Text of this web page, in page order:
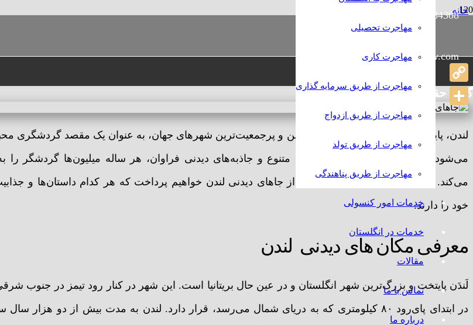
989386384308+
info@rameshlaw.com
مهاجرت تحصیلی
مهاجرت کاری
مهاجرت از طریق سرمایه گذاری
مهاجرت از طریق ازدواج
مهاجرت از طریق تولد
مهاجرت از طریق پناهندگی
خدمات امور کنسولی
خدمات در انگلستان
مقالات
تماس با ما
درباره ما
گروه حقوقی و مهاجرتی رامش
خانه
مهاجرتی
جاهای دیدنی لندن
جاهای دیدنی لندن
لندن، پایتخت انگلستان و یکی از بزرگ‌ترین و پرجمعیت‌ترین شهرهای جهان، به عنوان یک مقصد گردشگری
می‌شود. این شهر با تاریخ غنی، فرهنگ متنوع و جاذبه‌های دیدنی فراوان، هر ساله میلیون‌ها گردشگر را
می‌کند. در این مقاله، به بررسی برخی از جاهای دیدنی لندن خواهیم پرداخت که هر کدام داستان‌ها و
خود را دارند.
معرفی مکان های دیدنی لندن
لَندَن پایتخت و بزرگ‌ترین شهر انگلستان و در عین حال بریتانیا است. این شهر در کنار رود تیمز در جنوب
در ابتدای پای‌رود ۸۰ کیلومتری که به دریای شمال می‌رسد، قرار دارد. لندن به مدت بیش از دو هزار
Copy
Link
Share